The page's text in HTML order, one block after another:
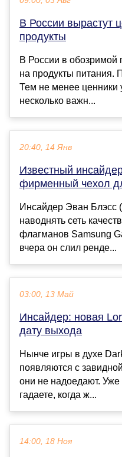
В России вырастут
продукты
В России в обозримой
на продукты питания.
Тем не менее ценники
несколько важн...
20:40, 14 Янв
Известный
фирменный чехол
Инсайдер Эван Блэсс
наводнять сеть
флагманов Samsung
вчера он слил ренде...
03:00, 13 Май
Инсайдер: новая
дату выхода
Нынче игры в духе
появляются с
они не надоедают.
гадаете, когда ж...
14:00, 18 Ноя